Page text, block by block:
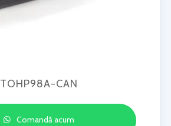
TOHP98A-CAN
Comandă acum